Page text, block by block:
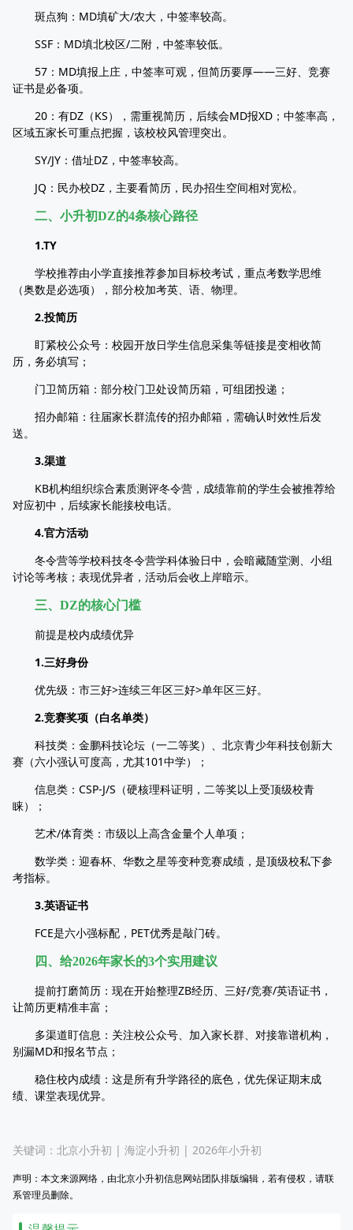
斑点狗：MD填矿大/农大，中签率较高。
SSF：MD填北校区/二附，中签率较低。
57：MD填报上庄，中签率可观，但简历要厚——三好、竞赛
证书是必备项。
20：有DZ（KS），需重视简历，后续会MD报XD；中签率高，
区域五家长可重点把握，该校校风管理突出。
SY/JY：借址DZ，中签率较高。
JQ：民办校DZ，主要看简历，民办招生空间相对宽松。
二、小升初DZ的4条核心路径
1.TY
学校推荐由小学直接推荐参加目标校考试，重点考数学思维
（奥数是必选项），部分校加考英、语、物理。
2.投简历
盯紧校公众号：校园开放日学生信息采集等链接是变相收简
历，务必填写；
门卫简历箱：部分校门卫处设简历箱，可组团投递；
招办邮箱：往届家长群流传的招办邮箱，需确认时效性后发
送。
3.渠道
KB机构组织综合素质测评冬令营，成绩靠前的学生会被推荐给
对应初中，后续家长能接校电话。
4.官方活动
冬令营等学校科技冬令营学科体验日中，会暗藏随堂测、小组
讨论等考核；表现优异者，活动后会收上岸暗示。
三、DZ的核心门槛
前提是校内成绩优异
1.三好身份
优先级：市三好>连续三年区三好>单年区三好。
2.竞赛奖项（白名单类）
科技类：金鹏科技论坛（一二等奖）、北京青少年科技创新大
赛（六小强认可度高，尤其101中学）；
信息类：CSP-J/S（硬核理科证明，二等奖以上受顶级校青
睐）；
艺术/体育类：市级以上高含金量个人单项；
数学类：迎春杯、华数之星等变种竞赛成绩，是顶级校私下参
考指标。
3.英语证书
FCE是六小强标配，PET优秀是敲门砖。
四、给2026年家长的3个实用建议
提前打磨简历：现在开始整理ZB经历、三好/竞赛/英语证书，
让简历更精准丰富；
多渠道盯信息：关注校公众号、加入家长群、对接靠谱机构，
别漏MD和报名节点；
稳住校内成绩：这是所有升学路径的底色，优先保证期末成
绩、课堂表现优异。
关键词： 北京小升初 | 海淀小升初 | 2026年小升初
声明：本文来源网络，由北京小升初信息网站团队排版编辑，若有侵权，请联
系管理员删除。